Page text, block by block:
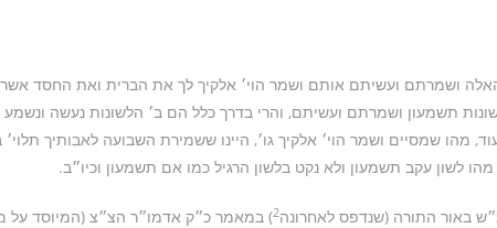
ושמרתם ועשיתם אותם ושמר הוי׳ אלקיך לך את הברית ואת החסד אשר
תשמעון ושמרתם ועשיתם, והרי בדרך כלל הם ב׳ הלשונות נעשה
מהו שמסיים ושמר הוי׳ אלקיך גו׳, היינו ששמירת השבועה לאבותיך תלוי׳
לשון עקב תשמעון ולא נקט בלשון הרגיל כמו אם תשמעון וכיו״ב.
באור התורה (שנדפס לאחרונה2) במאמר כ״ק אדמו״ר הצ״צ (המיוסד על